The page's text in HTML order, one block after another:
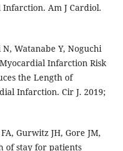
Am J Cardiol.
Watanabe Y, Noguchi
Infarction Risk
the Length of
Infarction. Cir J. 2019;
Gurwitz JH, Gore JM,
of stay for patients